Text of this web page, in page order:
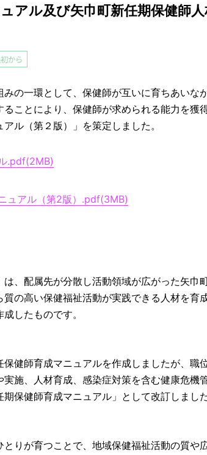
アル及び矢巾町新任期保健師
の一環として、保健師が互いに育ちあい
ことにより、保健師が求められる能力を
ル（第２版）」を策定しました。
.pdf(2MB)
ュアル（第2版）.pdf(3MB)
、 配属先が分散し活動領域が広がった矢巾
の高い保健福祉活動が実践できる人材を育
したものです。
健師育成マニュアルを作成しましたが、 職
実施、人材育成、感染症対策を含む健康危機
期保健師育成マニュアル」として改訂しました
りが育つことで、地域保健福祉活動の質